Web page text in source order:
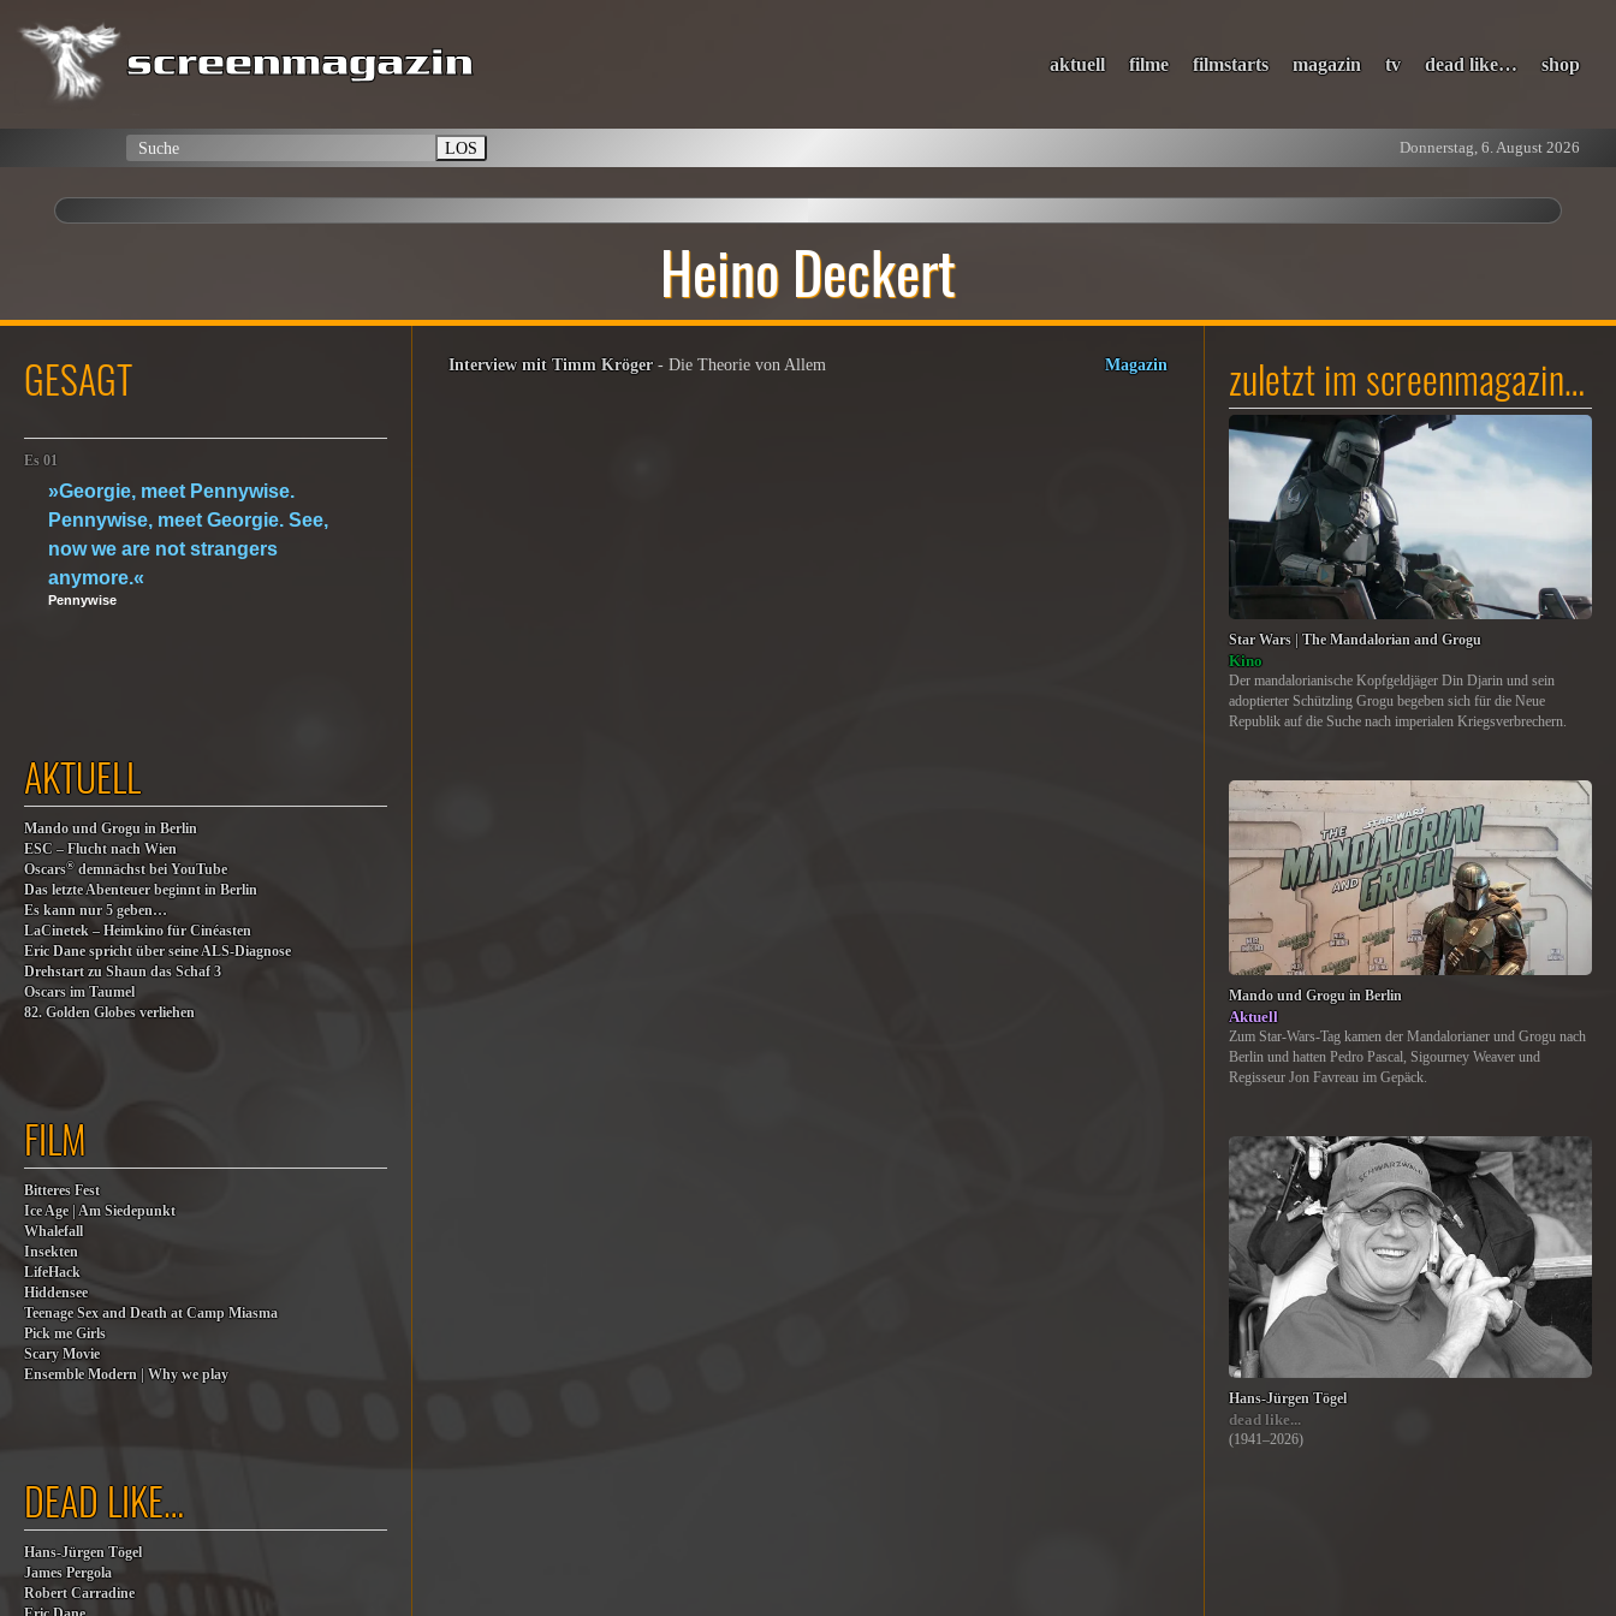
aktuell filme filmstarts magazin tv dead like… shop
LOS Donnerstag, 6. August 2026
Heino Deckert
Interview mit Timm Kröger- Die Theorie von Allem Magazin
GESAGT
Es 01
»Georgie, meet Pennywise.
Pennywise, meet Georgie. See,
now we are not strangers
anymore.«
Pennywise
AKTUELL
Mando und Grogu in Berlin
ESC – Flucht nach Wien
Oscars® demnächst bei YouTube
Das letzte Abenteuer beginnt in Berlin
Es kann nur 5 geben…
LaCinetek – Heimkino für Cinéasten
Eric Dane spricht über seine ALS-Diagnose
Drehstart zu Shaun das Schaf 3
Oscars im Taumel
82. Golden Globes verliehen
FILM
Bitteres Fest
Ice Age | Am Siedepunkt
Whalefall
Insekten
LifeHack
Hiddensee
Teenage Sex and Death at Camp Miasma
Pick me Girls
Scary Movie
Ensemble Modern | Why we play
DEAD LIKE…
Hans-Jürgen Tögel
James Pergola
Robert Carradine
zuletzt im screenmagazin…
Star Wars | The Mandalorian and Grogu
Kino
Der mandalorianische Kopfgeldjäger Din Djarin und sein
adoptierter Schützling Grogu begeben sich für die Neue
Republik auf die Suche nach imperialen Kriegsverbrechern.
Mando und Grogu in Berlin
Aktuell
Zum Star-Wars-Tag kamen der Mandalorianer und Grogu nach
Berlin und hatten Pedro Pascal, Sigourney Weaver und
Regisseur Jon Favreau im Gepäck.
Hans-Jürgen Tögel
dead like...
(1941–2026)